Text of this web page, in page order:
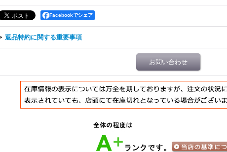
Facebookでシェア
返品特約に関する重要事項
お問い合わせ